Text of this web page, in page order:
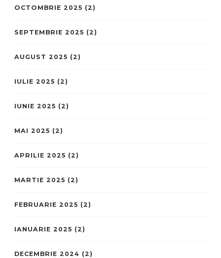
OCTOMBRIE 2025 (2)
SEPTEMBRIE 2025 (2)
AUGUST 2025 (2)
IULIE 2025 (2)
IUNIE 2025 (2)
MAI 2025 (2)
APRILIE 2025 (2)
MARTIE 2025 (2)
FEBRUARIE 2025 (2)
IANUARIE 2025 (2)
DECEMBRIE 2024 (2)